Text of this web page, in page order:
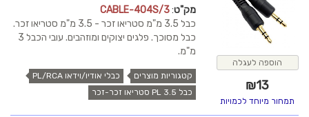
הוספה לעגלה
₪13
תמחור מיוחד לכמויות
מק"ט:
CABLE-404S/3
כבל 3.5 מ"מ סטריאו זכר - 3.5 מ"מ סטריאו זכר.
כבל מסוכך. פלגים יצוקים ומוזהבים. עובי הכבל 3
מ"מ.
קטגוריות מוצרים
כבלי אודיו/וידאו PL/RCA
כבל PL 3.5 סטריאו זכר-זכר